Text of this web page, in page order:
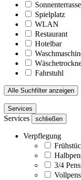
Sonnenterrasse
Spielplatz
WLAN
Restaurant
Hotelbar
Fahrstuhl
Alle Suchfilter anzeigen
Services
Services schließen
Verpflegung
3/4